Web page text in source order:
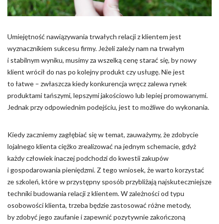
Umiejętność nawiązywania trwałych relacji z klientem jest
wyznacznikiem sukcesu firmy. Jeżeli zależy nam na trwałym
i stabilnym wyniku, musimy za wszelką cenę starać się, by nowy
klient wrócił do nas po kolejny produkt czy usługę. Nie jest
to łatwe – zwłaszcza kiedy konkurencja wręcz zalewa rynek
produktami tańszymi, lepszymi jakościowo lub lepiej promowanymi.
Jednak przy odpowiednim podejściu, jest to możliwe do wykonania.
Kiedy zaczniemy zagłębiać się w temat, zauważymy, że zdobycie
lojalnego klienta ciężko zrealizować na jednym schemacie, gdyż
każdy człowiek inaczej podchodzi do kwestii zakupów
i gospodarowania pieniędzmi. Z tego wniosek, że warto korzystać
ze szkoleń, które w przystępny sposób przybliżają najskuteczniejsze
techniki budowania relacji z klientem. W zależności od typu
osobowości klienta, trzeba będzie zastosować różne metody,
by zdobyć jego zaufanie i zapewnić pozytywnie zakończoną
zapamiętanie informacji, które zmieniają wygląd lub
Statystyka
Statystyczne pliki cookie pomagają właścicielem stron
internetowych zrozumieć, w jaki sposób różni użytkownicy
zachowują się na stronie, gromadząc i zgłaszając anonimowe
informacje.
Marketing
Marketingowe pliki cookie stosowane są w celu śledzenia
użytkowników na stronach internetowych. Celem jest
wyświetlanie reklam, które są istotne i interesujące dla
poszczególnych użytkowników i tym samym bardziej cenne dla
wydawców i reklamodawców strony trzeciej.
Nieklasyfikowane